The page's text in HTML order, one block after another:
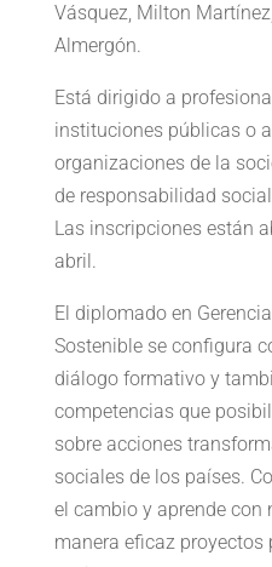
Vásquez, Milton
Almergón.
Está dirigido a
instituciones públicas o
organizaciones de la
de responsabilidad
Las inscripciones están
abril.
El diplomado en
Sostenible se configura
diálogo formativo y
competencias que
sobre acciones
sociales de los países.
el cambio y aprende con
manera eficaz